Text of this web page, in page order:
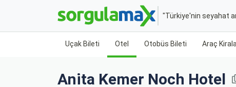
"Türkiye'nin seyahat
Uçak Bileti Otel Otobüs Bileti Araç
Anita Kemer Noch Hotel